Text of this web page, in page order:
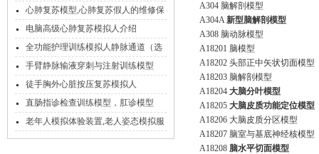
A304 脑解剖模型
A304A新型脑解剖模型
A308 脑动脉模型
A18201 脑模型
A18202 头部正中矢状切面模型
A18203 脑解剖模型
A18204 大脑分叶模型
A18205 大脑皮质功能定位模型
A18206 大脑皮质分区模型
A18207 脑室与基底神经核模型
A18208 脑水平切面模型
心肺复苏模型,心肺复苏假人的维修保
养和注意事项
电脑高级心肺复苏模拟人介绍
全功能护理训练模拟人静脉通道（选
配组件）
手臂静脉输液穿刺与注射训练模型
徒手胸外心脏按压复苏模拟人
直肠指诊检查训练模型，肛诊模型
老年人模拟体验装置,老人姿态模拟服
模拟体验装备